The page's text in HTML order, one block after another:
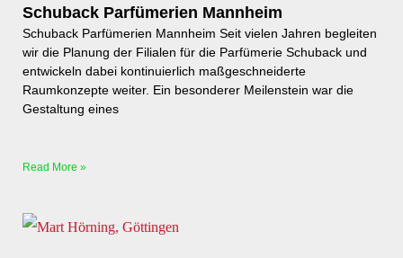
Schuback Parfümerien Mannheim
Schuback Parfümerien Mannheim Seit vielen Jahren begleiten
wir die Planung der Filialen für die Parfümerie Schuback und
entwickeln dabei kontinuierlich maßgeschneiderte
Raumkonzepte weiter. Ein besonderer Meilenstein war die
Gestaltung eines
Read More »